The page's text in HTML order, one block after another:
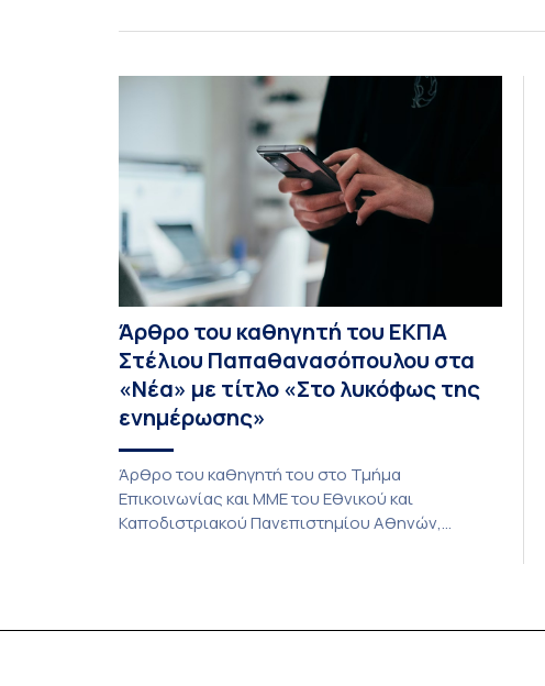
Σπυριδούλα Βαρλοκώστα, παρουσίασε το
LexiGram, ένα καινοτόμο, σταθμισμένο εργαλείο
αξιολόγησης των λεξικών και γραμματικών
διαταραχών σε ελληνόφωνους ασθενείς με
αφασία. Η αφασία είναι επίκτητη γλωσσική […]
Άρθρο του καθηγητή του ΕΚΠΑ
Στέλιου Παπαθανασόπουλου στα
«Νέα» με τίτλο «Στο λυκόφως της
ενημέρωσης»
Άρθρο του καθηγητή του στο Τμήμα
Επικοινωνίας και ΜΜΕ του Εθνικού και
Καποδιστριακού Πανεπιστημίου Αθηνών,